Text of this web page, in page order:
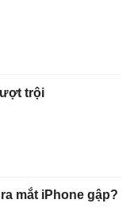
trội
mắt iPhone gập?